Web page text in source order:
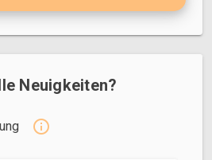
Neuigkeiten?